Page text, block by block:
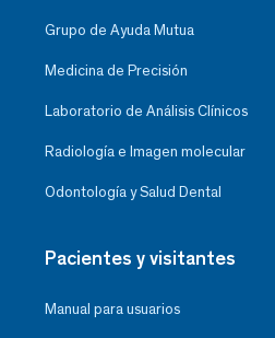
Grupo de Ayuda Mutua
Medicina de Precisión
Laboratorio de Análisis Clínicos
Radiología e Imagen molecular
Odontología y Salud Dental
Pacientes y visitantes
Manual para usuarios